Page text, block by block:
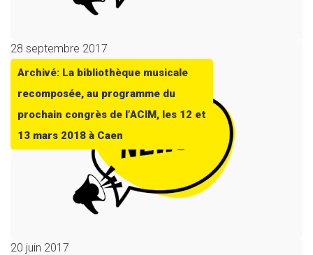
28 septembre 2017
Archivé: La bibliothèque musicale
recomposée, au programme du
prochain congrès de l’ACIM, les 12 et
13 mars 2018 à Caen
20 juin 2017